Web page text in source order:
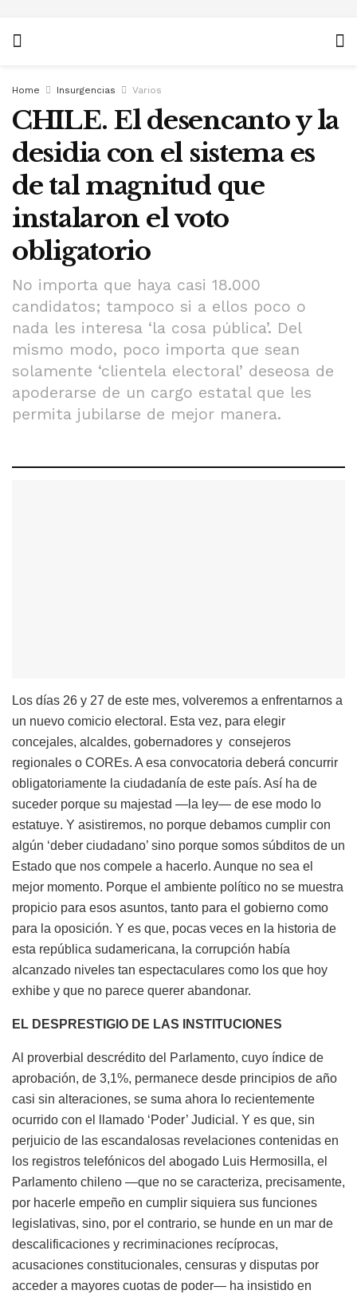
Home Insurgencias Varios
CHILE. El desencanto y la
desidia con el sistema es
de tal magnitud que
instalaron el voto
obligatorio
No importa que haya casi 18.000
candidatos; tampoco si a ellos poco o
nada les interesa ‘la cosa pública’. Del
mismo modo, poco importa que sean
solamente ‘clientela electoral’ deseosa de
apoderarse de un cargo estatal que les
permita jubilarse de mejor manera.
Los días 26 y 27 de este mes, volveremos a enfrentarnos a
un nuevo comicio electoral. Esta vez, para elegir
concejales, alcaldes, gobernadores y consejeros
regionales o COREs. A esa convocatoria deberá concurrir
obligatoriamente la ciudadanía de este país. Así ha de
suceder porque su majestad —la ley— de ese modo lo
estatuye. Y asistiremos, no porque debamos cumplir con
algún ‘deber ciudadano’ sino porque somos súbditos de un
Estado que nos compele a hacerlo. Aunque no sea el
mejor momento. Porque el ambiente político no se muestra
propicio para esos asuntos, tanto para el gobierno como
para la oposición. Y es que, pocas veces en la historia de
esta república sudamericana, la corrupción había
alcanzado niveles tan espectaculares como los que hoy
exhibe y que no parece querer abandonar.
EL DESPRESTIGIO DE LAS INSTITUCIONES
Al proverbial descrédito del Parlamento, cuyo índice de
aprobación, de 3,1%, permanece desde principios de año
casi sin alteraciones, se suma ahora lo recientemente
ocurrido con el llamado ‘Poder’ Judicial. Y es que, sin
perjuicio de las escandalosas revelaciones contenidas en
los registros telefónicos del abogado Luis Hermosilla, el
Parlamento chileno —que no se caracteriza, precisamente,
por hacerle empeño en cumplir siquiera sus funciones
legislativas, sino, por el contrario, se hunde en un mar de
descalificaciones y recriminaciones recíprocas,
acusaciones constitucionales, censuras y disputas por
acceder a mayores cuotas de poder— ha insistido en